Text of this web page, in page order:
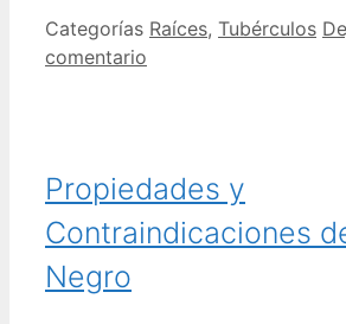
Categorías Raíces, Tubérculos
comentario
Propiedades y
Contraindicaciones
Negro